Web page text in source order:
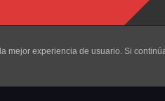
mejor experiencia de usuario. Si